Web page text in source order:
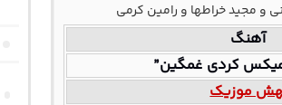
و مجید خراطها و رامین کرمی
آهنگ
موزیک